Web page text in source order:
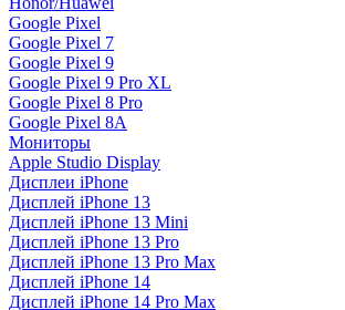
Google Pixel
Google Pixel 7
Google Pixel 9
Google Pixel 9 Pro XL
Google Pixel 8 Pro
Google Pixel 8A
Мониторы
Apple Studio Display
Дисплеи iPhone
Дисплей iPhone 13
Дисплей iPhone 13 Mini
Дисплей iPhone 13 Pro
Дисплей iPhone 13 Pro Max
Дисплей iPhone 14
Дисплей iPhone 14 Pro Max